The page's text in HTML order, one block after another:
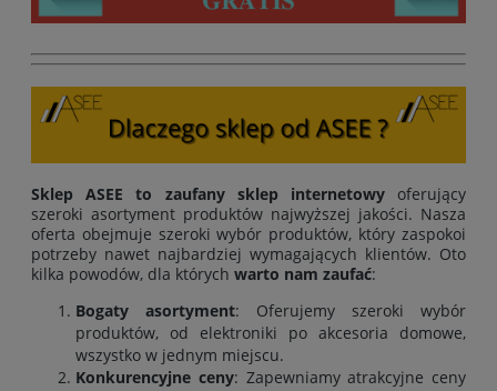
Sklep ASEE to zaufany sklep internetowyoferujący
szeroki asortyment produktów najwyższej jakości. Nasza
oferta obejmuje szeroki wybór produktów, który zaspokoi
potrzeby nawet najbardziej wymagających klientów. Oto
kilka powodów, dla których warto nam zaufać:
Bogaty asortyment: Oferujemy szeroki wybór
produktów, od elektroniki po akcesoria domowe,
wszystko w jednym miejscu.
Konkurencyjne ceny: Zapewniamy atrakcyjne ceny